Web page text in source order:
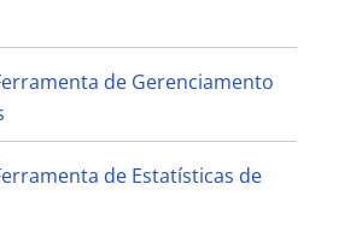
de Gerenciamento
de Estatísticas de